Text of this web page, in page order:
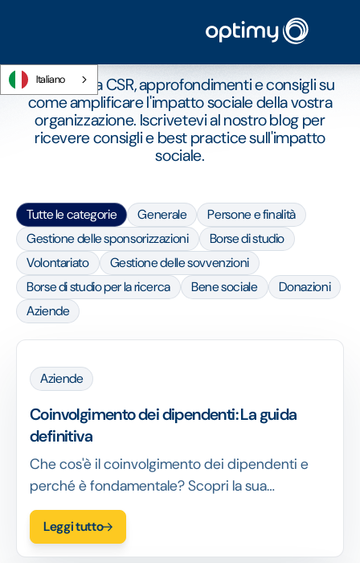
Italiano
Il blog Optimy
Notizie sulla CSR, approfondimenti e consigli su
come amplificare l'impatto sociale della vostra
organizzazione. Iscrivetevi al nostro blog per
ricevere consigli e best practice sull'impatto
sociale.
Tutte le categorie Generale
Persone e finalità
Gestione delle sponsorizzazioni
Borse di studio
Volontariato
Gestione delle sovvenzioni
Borse di studio per la ricerca
Bene sociale
Donazioni
Aziende
Aziende
Coinvolgimento dei dipendenti: La guida
definitiva
Che cos'è il coinvolgimento dei dipendenti e
perché è fondamentale? Scopri la sua
importanza per la produttività, la fidelizzazione e
il successo. Scopri la definizione e i principali
Leggi tutto